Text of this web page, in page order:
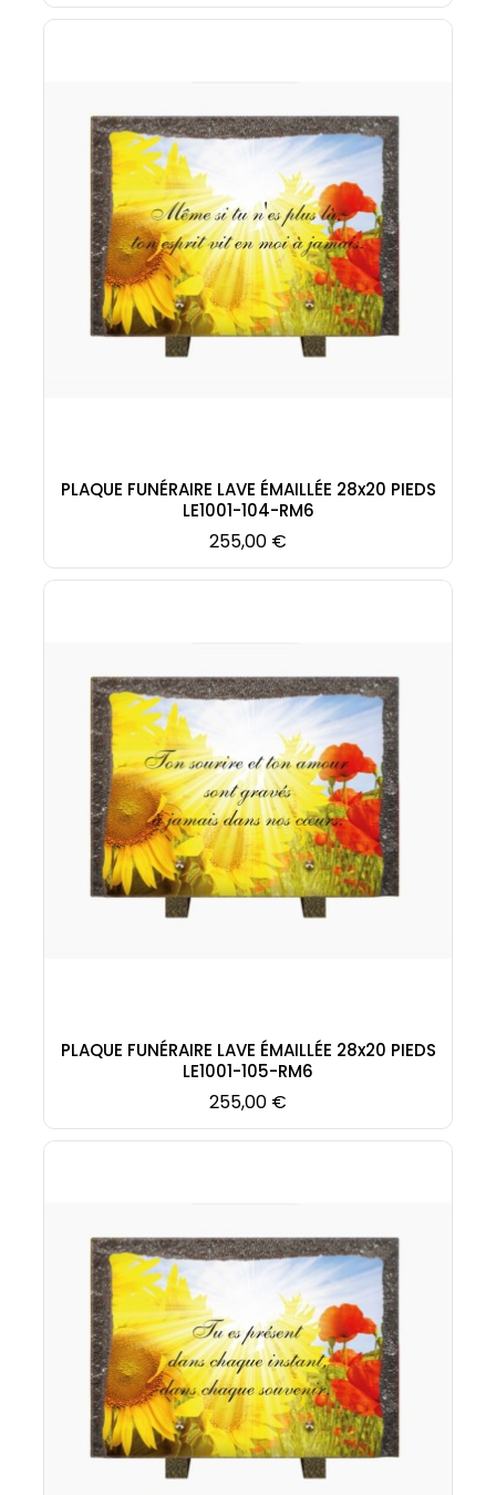
PLAQUE FUNÉRAIRE LAVE ÉMAILLÉE 28x20 PIEDS
LE1001-104-RM6
Prix
255,00 €
PLAQUE FUNÉRAIRE LAVE ÉMAILLÉE 28x20 PIEDS
LE1001-105-RM6
Prix
255,00 €